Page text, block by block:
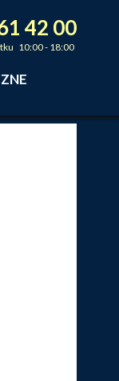
42 00
10:00 - 18:00